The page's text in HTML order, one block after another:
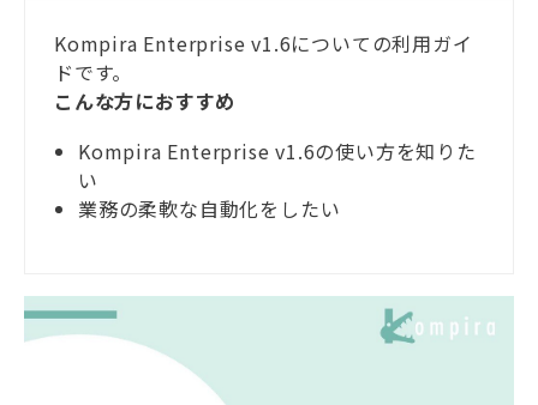
セミナー/イベント
お役立ちコラム
Kompira Enterprise v1.6についての利用ガイ
ドです。
こんな方におすすめ
Kompira Enterprise v1.6の使い方を知りた
い
業務の柔軟な自動化をしたい